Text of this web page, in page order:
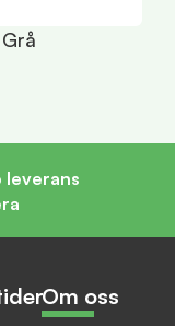
leverans
Om oss